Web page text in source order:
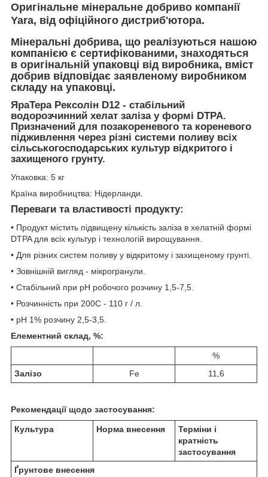
Оригінальне мінеральне добриво компанії
Yara, від офіційного дистриб'ютора.
Мінеральні добрива, що реалізуються нашою
компанією є сертифікованими, знаходяться
в оригінальній упаковці від виробника, вміст
добрив відповідає заявленому виробником
складу на упаковці.
ЯраТера Рексолін D12 - стабільний
водорозчинний хелат заліза у формі DTPA.
Призначений для позакореневого та кореневого
підживлення через різні системи поливу всіх
сільськогосподарських культур відкритого і
захищеного грунту.
Упаковка: 5 кг
Країна виробництва: Нідерланди.
Переваги та властивості продукту:
• Продукт містить підвищену кількість заліза в хелатній формі
DTPA для всіх культур і технологій вирощування.
• Для різних систем поливу у відкритому і захищеному грунті.
• Зовнішній вигляд - мікрогранули.
• Стабільний при рН робочого розчину 1,5-7,5.
• Розчинність при 200С - 110 г / л.
• рН 1% розчину 2,5-3,5.
Елементний склад, %:
%
Залізо
Fe 11,6
Рекомендації щодо застосування:
Культура Норма внесення
Терміни і
кратність
застосування
Ґрунтове внесення